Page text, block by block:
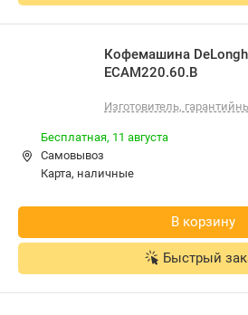
Кофемашина
ECAM220.60.B
Изготовитель,
Бесплатная, 11 августа
Самовывоз
карта, наличные
В корзину
Быстрый